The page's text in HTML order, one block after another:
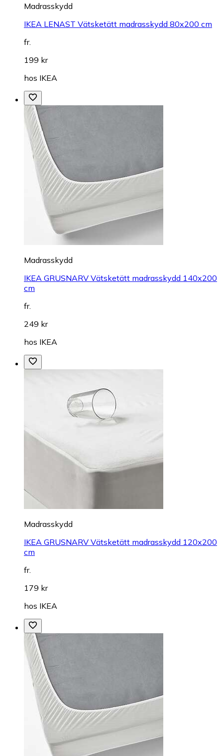
Madrasskydd
IKEA LENAST Vätsketätt madrasskydd 80x200 cm
fr.
199 kr
hos IKEA
Madrasskydd
IKEA GRUSNARV Vätsketätt madrasskydd 140x200
cm
fr.
249 kr
hos IKEA
Madrasskydd
IKEA GRUSNARV Vätsketätt madrasskydd 120x200
cm
fr.
179 kr
hos IKEA